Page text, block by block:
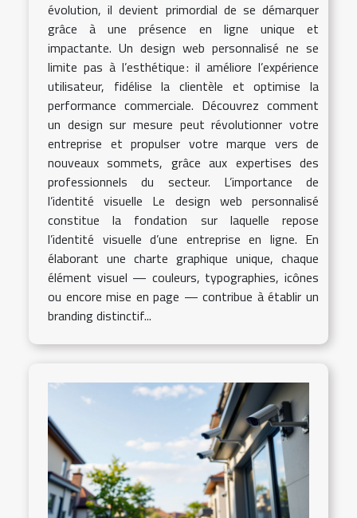
évolution, il devient primordial de se démarquer
grâce à une présence en ligne unique et
impactante. Un design web personnalisé ne se
limite pas à l’esthétique : il améliore l’expérience
utilisateur, fidélise la clientèle et optimise la
performance commerciale. Découvrez comment
un design sur mesure peut révolutionner votre
entreprise et propulser votre marque vers de
nouveaux sommets, grâce aux expertises des
professionnels du secteur. L’importance de
l’identité visuelle Le design web personnalisé
constitue la fondation sur laquelle repose
l’identité visuelle d’une entreprise en ligne. En
élaborant une charte graphique unique, chaque
élément visuel — couleurs, typographies, icônes
ou encore mise en page — contribue à établir un
branding distinctif...